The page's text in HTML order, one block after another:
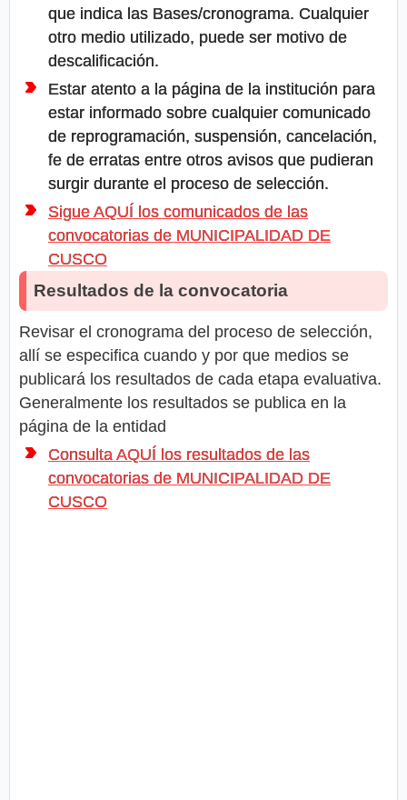
que indica las Bases/cronograma. Cualquier
otro medio utilizado, puede ser motivo de
descalificación.
Estar atento a la página de la institución para
estar informado sobre cualquier comunicado
de reprogramación, suspensión, cancelación,
fe de erratas entre otros avisos que pudieran
surgir durante el proceso de selección.
Sigue AQUÍ los comunicados de las
convocatorias de MUNICIPALIDAD DE
CUSCO
Resultados de la convocatoria
Revisar el cronograma del proceso de selección,
allí se especifica cuando y por que medios se
publicará los resultados de cada etapa evaluativa.
Generalmente los resultados se publica en la
página de la entidad
Consulta AQUÍ los resultados de las
convocatorias de MUNICIPALIDAD DE
CUSCO